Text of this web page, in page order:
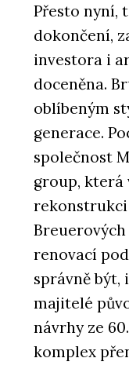
Přesto nyní,
dokončení,
investora i
doceněna.
oblíbeným
generace.
společnost
group, která
renovací
správně být,
majitelé
návrhy ze
komplex